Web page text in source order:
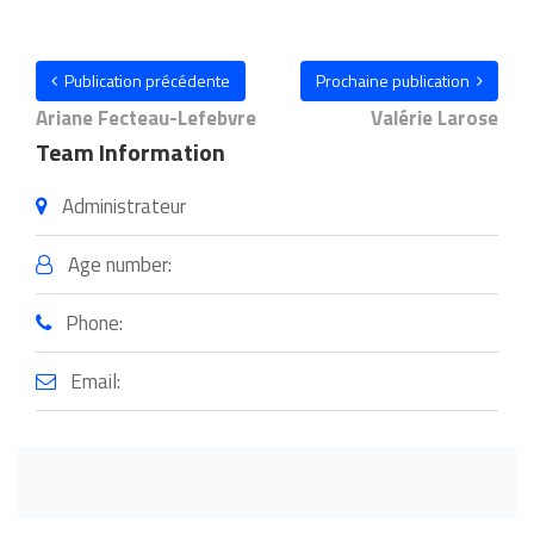
Publication précédente
Ariane Fecteau-Lefebvre
Prochaine publication
Valérie Larose
Team Information
Administrateur
Age number:
Phone:
Email: